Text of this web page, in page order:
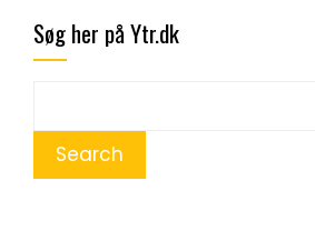
Søg her på Ytr.dk